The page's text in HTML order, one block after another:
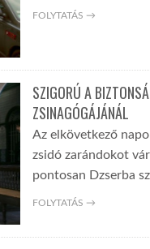
FOLYTATÁS →
SZIGORÚ A
ZSINAGÓGÁJÁNÁL
Az elkövetkező
zsidó zarándokot
pontosan Dzserba
FOLYTATÁS →